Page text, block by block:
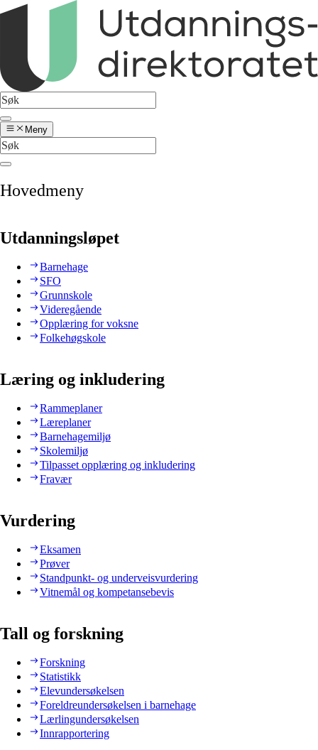
Meny
Hovedmeny
Utdanningsløpet
Barnehage
SFO
Grunnskole
Videregående
Opplæring for voksne
Folkehøgskole
Læring og inkludering
Rammeplaner
Læreplaner
Barnehagemiljø
Skolemiljø
Tilpasset opplæring og inkludering
Fravær
Vurdering
Eksamen
Prøver
Standpunkt- og underveisvurdering
Vitnemål og kompetansebevis
Tall og forskning
Forskning
Statistikk
Elevundersøkelsen
Foreldreundersøkelsen i barnehage
Lærlingundersøkelsen
Innrapportering